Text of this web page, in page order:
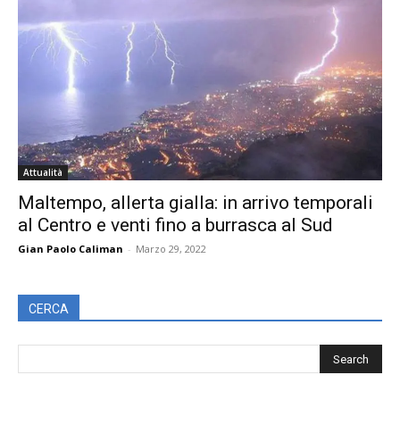
Attualità
Maltempo, allerta gialla: in arrivo temporali
al Centro e venti fino a burrasca al Sud
Gian Paolo Caliman - Marzo 29, 2022
CERCA